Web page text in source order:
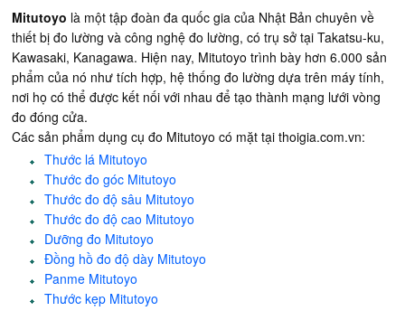
Mitutoyo là một tập đoàn đa quốc gia của Nhật Bản chuyên về
thiết bị đo lường và công nghệ đo lường, có trụ sở tại Takatsu-ku,
Kawasaki, Kanagawa. Hiện nay, Mitutoyo trình bày hơn 6.000 sản
phẩm của nó như tích hợp, hệ thống đo lường dựa trên máy tính,
nơi họ có thể được kết nối với nhau để tạo thành mạng lưới vòng
đo đóng cửa.
Các sản phẩm dụng cụ đo Mitutoyo có mặt tại thoigia.com.vn:
Thước lá Mitutoyo
Thước đo góc Mitutoyo
Thước đo độ sâu Mitutoyo
Thước đo độ cao Mitutoyo
Dưỡng đo Mitutoyo
Đồng hồ đo độ dày Mitutoyo
Panme Mitutoyo
Thước kẹp Mitutoyo